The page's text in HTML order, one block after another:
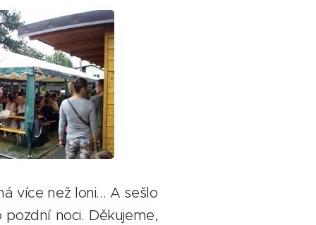
více než loni... A sešlo
noci. Děkujeme,